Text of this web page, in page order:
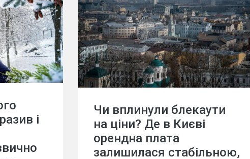
і
Чи вплинули блекаути
на ціни? Де в Києві
орендна плата
залишилася стабільною,